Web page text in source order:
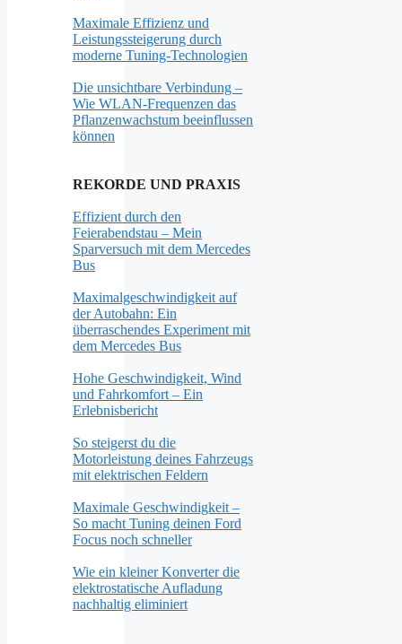
Maximale Effizienz und
Leistungssteigerung durch
moderne Tuning-Technologien
Die unsichtbare Verbindung –
Wie WLAN-Frequenzen das
Pflanzenwachstum beeinflussen
können
REKORDE UND PRAXIS
Effizient durch den
Feierabendstau – Mein
Sparversuch mit dem Mercedes
Bus
Maximalgeschwindigkeit auf
der Autobahn: Ein
überraschendes Experiment mit
dem Mercedes Bus
Hohe Geschwindigkeit, Wind
und Fahrkomfort – Ein
Erlebnisbericht
So steigerst du die
Motorleistung deines Fahrzeugs
mit elektrischen Feldern
Maximale Geschwindigkeit –
So macht Tuning deinen Ford
Focus noch schneller
Wie ein kleiner Konverter die
elektrostatische Aufladung
nachhaltig eliminiert